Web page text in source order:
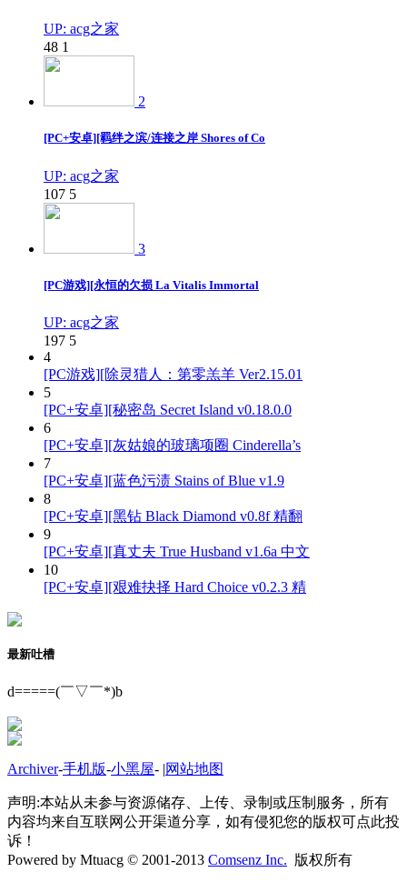
UP: acg之家
48 1
2
[PC+安卓][羁绊之滨/连接之岸 Shores of Co
UP: acg之家
107 5
3
[PC游戏][永恒的欠损 La Vitalis Immortal
UP: acg之家
197 5
4
[PC游戏][除灵猎人：第零羔羊 Ver2.15.01
5
[PC+安卓][秘密岛 Secret Island v0.18.0.0
6
[PC+安卓][灰姑娘的玻璃项圈 Cinderella’s
7
[PC+安卓][蓝色污渍 Stains of Blue v1.9
8
[PC+安卓][黑钻 Black Diamond v0.8f 精翻
9
[PC+安卓][真丈夫 True Husband v1.6a 中文
10
[PC+安卓][艰难抉择 Hard Choice v0.2.3 精
最新吐槽
d=====(￣▽￣*)b
Archiver-手机版-小黑屋- |网站地图
声明:本站从未参与资源储存、上传、录制或压制服务，所有
内容均来自互联网公开渠道分享，如有侵犯您的版权可点此投
诉！
Powered by Mtuacg © 2001-2013 Comsenz Inc. 版权所有